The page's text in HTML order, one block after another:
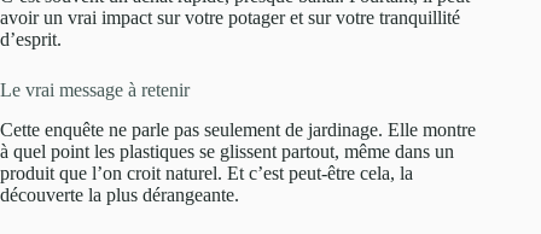
avoir un vrai impact sur votre potager et sur votre tranquillité
d’esprit.
Le vrai message à retenir
Cette enquête ne parle pas seulement de jardinage. Elle montre
à quel point les plastiques se glissent partout, même dans un
produit que l’on croit naturel. Et c’est peut-être cela, la
découverte la plus dérangeante.